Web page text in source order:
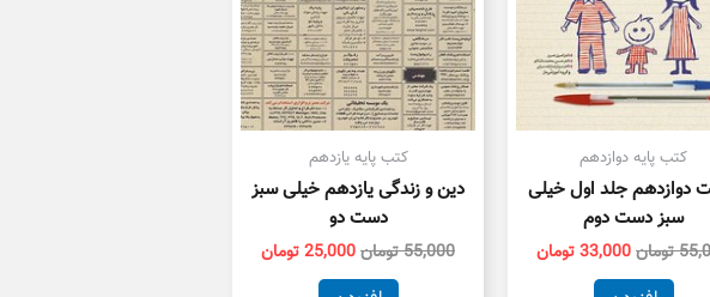
کتب پایه دوازدهم
دوازدهم جلد اول خیلی
سبز دست دوم
تومان33,000تومان
کتب پایه یازدهم
دین و زندگی یازدهم خیلی سبز
دست دو
55,000تومان25,000تومان